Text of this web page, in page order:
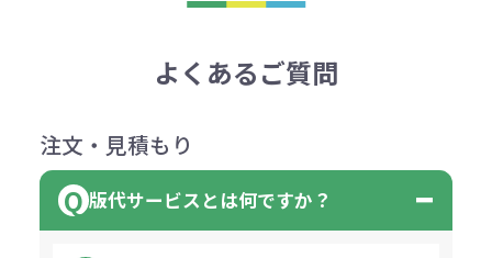
よくあるご質問
注文・見積もり
版代サービスとは何ですか？